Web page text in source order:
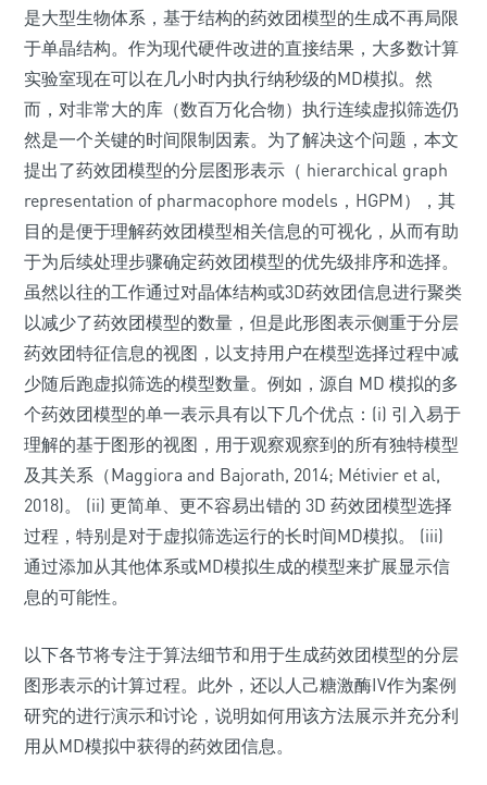
是大型生物体系，基于结构的药效团模型的生成不再局限
于单晶结构。作为现代硬件改进的直接结果，大多数计算
实验室现在可以在几小时内执行纳秒级的MD模拟。然
而，对非常大的库（数百万化合物）执行连续虚拟筛选仍
然是一个关键的时间限制因素。为了解决这个问题，本文
提出了药效团模型的分层图形表示（ hierarchical graph
representation of pharmacophore models，HGPM），其
目的是便于理解药效团模型相关信息的可视化，从而有助
于为后续处理步骤确定药效团模型的优先级排序和选择。
虽然以往的工作通过对晶体结构或3D药效团信息进行聚类
以减少了药效团模型的数量，但是此形图表示侧重于分层
药效团特征信息的视图，以支持用户在模型选择过程中减
少随后跑虚拟筛选的模型数量。例如，源自 MD 模拟的多
个药效团模型的单一表示具有以下几个优点：(i) 引入易于
理解的基于图形的视图，用于观察观察到的所有独特模型
及其关系（Maggiora and Bajorath, 2014; Métivier et al,
2018)。 (ii) 更简单、更不容易出错的 3D 药效团模型选择
过程，特别是对于虚拟筛选运行的长时间MD模拟。 (iii)
通过添加从其他体系或MD模拟生成的模型来扩展显示信
息的可能性。
以下各节将专注于算法细节和用于生成药效团模型的分层
图形表示的计算过程。此外，还以人己糖激酶IV作为案例
研究的进行演示和讨论，说明如何用该方法展示并充分利
用从MD模拟中获得的药效团信息。